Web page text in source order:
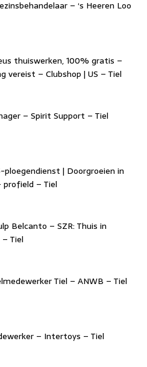
– ‘s Heeren Loo
thuiswerken, 100% gratis –
vereist – Clubshop | US – Tiel
– Spirit Support – Tiel
| Doorgroeien in
profield – Tiel
Belcanto – SZR: Thuis in
Tiel
Tiel – ANWB – Tiel
– Intertoys – Tiel